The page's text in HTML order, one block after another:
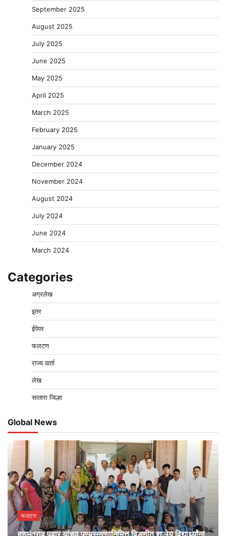
September 2025
August 2025
July 2025
June 2025
May 2025
April 2025
March 2025
February 2025
January 2025
December 2024
November 2024
August 2024
July 2024
June 2024
March 2024
Categories
अग्रलेख
इतर
ईपेपर
फलटण
राज्य वार्ता
लेख
सातारा जिल्हा
Global News
फलटण
हणमंतराव पवार यांच्या पुण्यस्मरणानिमित्त विडणीत शालेय विद्यार्थ्यांना